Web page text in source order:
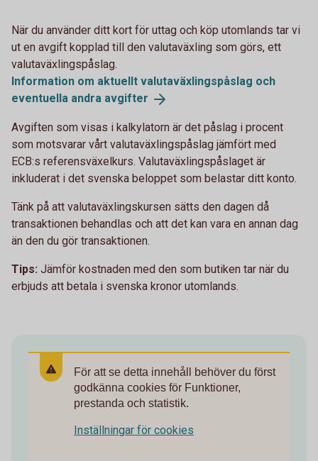
När du använder ditt kort för uttag och köp utomlands tar vi
ut en avgift kopplad till den valutaväxling som görs, ett
valutaväxlingspåslag.
Information om aktuellt valutaväxlingspåslag och
eventuella andra avgifter
Avgiften som visas i kalkylatorn är det påslag i procent
som motsvarar vårt valutaväxlingspåslag jämfört med
ECB:s referensväxelkurs. Valutaväxlingspåslaget är
inkluderat i det svenska beloppet som belastar ditt konto.
Tänk på att valutaväxlingskursen sätts den dagen då
transaktionen behandlas och att det kan vara en annan dag
än den du gör transaktionen.
Tips: Jämför kostnaden med den som butiken tar när du
erbjuds att betala i svenska kronor utomlands.
För att se detta innehåll behöver du först
godkänna cookies för Funktioner,
prestanda och statistik.
Inställningar för cookies